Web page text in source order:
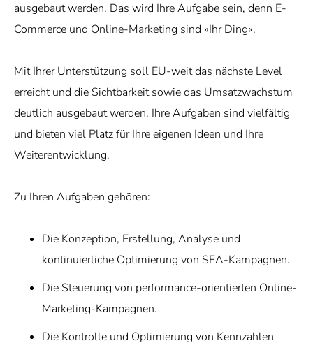
ausgebaut werden. Das wird Ihre Aufgabe sein, denn E-
Commerce und Online-Marketing sind »Ihr Ding«.
Mit Ihrer Unterstützung soll EU-weit das nächste Level
erreicht und die Sichtbarkeit sowie das Umsatzwachstum
deutlich ausgebaut werden. Ihre Aufgaben sind vielfältig
und bieten viel Platz für Ihre eigenen Ideen und Ihre
Weiterentwicklung.
Zu Ihren Aufgaben gehören:
Die Konzeption, Erstellung, Analyse und
kontinuierliche Optimierung von SEA-Kampagnen.
Die Steuerung von performance-orientierten Online-
Marketing-Kampagnen.
Die Kontrolle und Optimierung von Kennzahlen